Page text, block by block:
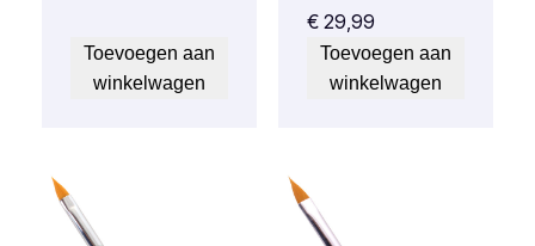
Toevoegen aan
winkelwagen
€ 29,99
Toevoegen aan
winkelwagen